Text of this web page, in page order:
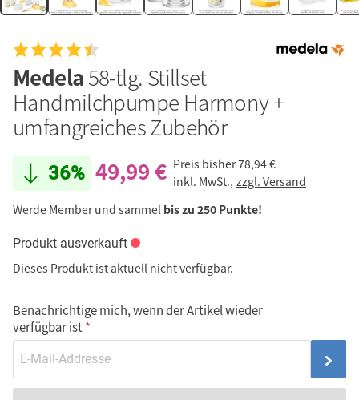
Medela58-tlg. Stillset
Handmilchpumpe Harmony +
umfangreiches Zubehör
36% 49,99 € Preis bisher78,94 €
inkl. MwSt., zzgl. Versand
Werde Member und sammel bis zu 250 Punkte!
Produkt ausverkauft
Dieses Produkt ist aktuell nicht verfügbar.
Benachrichtige mich, wenn der Artikel wieder
verfügbar ist